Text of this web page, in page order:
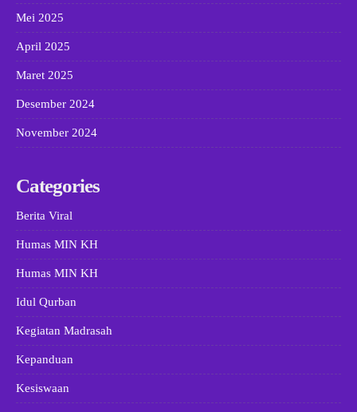
Mei 2025
April 2025
Maret 2025
Desember 2024
November 2024
Categories
Berita Viral
Humas MIN KH
Humas MIN KH
Idul Qurban
Kegiatan Madrasah
Kepanduan
Kesiswaan